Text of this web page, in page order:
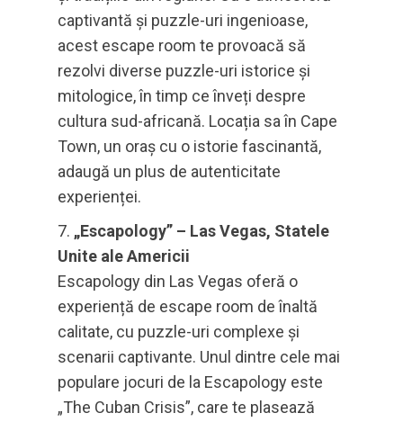
captivantă și puzzle-uri ingenioase,
acest escape room te provoacă să
rezolvi diverse puzzle-uri istorice și
mitologice, în timp ce înveți despre
cultura sud-africană. Locația sa în Cape
Town, un oraș cu o istorie fascinantă,
adaugă un plus de autenticitate
experienței.
„Escapology” – Las Vegas, Statele
Unite ale Americii
Escapology din Las Vegas oferă o
experiență de escape room de înaltă
calitate, cu puzzle-uri complexe și
scenarii captivante. Unul dintre cele mai
populare jocuri de la Escapology este
„The Cuban Crisis”, care te plasează